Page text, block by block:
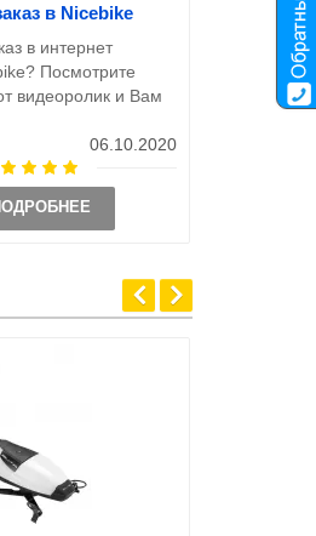
в Nicebike
в интернет
Посмотрите
видеоролик и Вам
06.10.2020